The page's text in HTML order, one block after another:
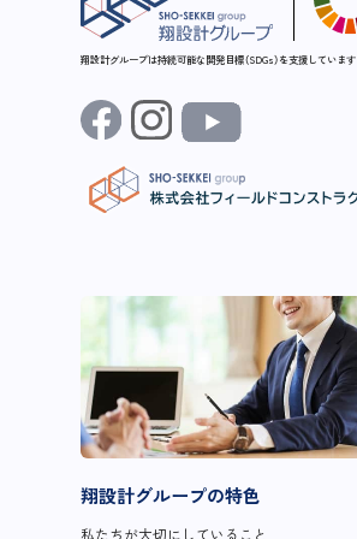
翔設計グループは持続可能な開発目標（SDGs）を支援しています
翔設計グループの特色
私たちが大切にしていること